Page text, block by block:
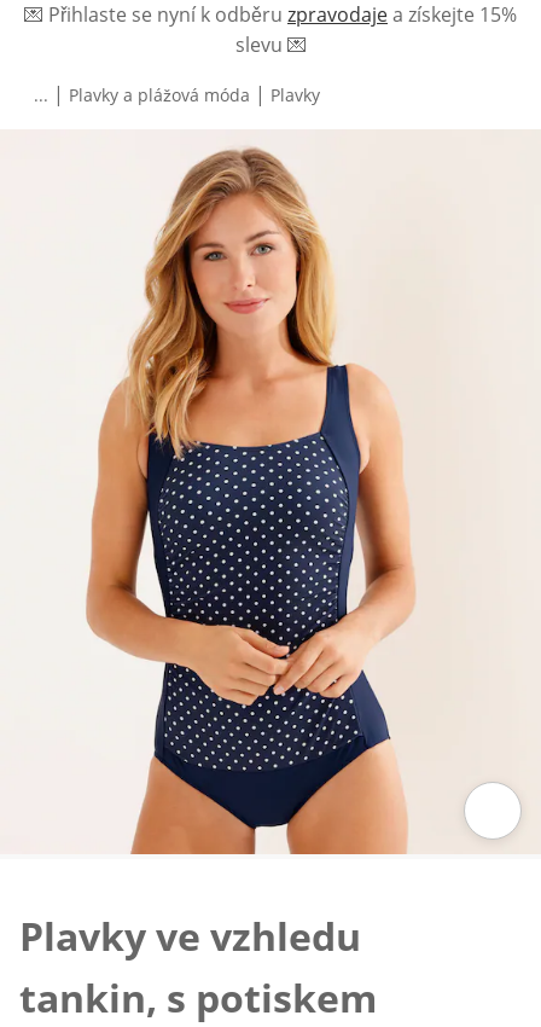
💌 Přihlaste se nyní k odběru zpravodajea získejte 15%
slevu 💌
... | Plavky a plážová móda | Plavky
Plavky ve vzhledu
tankin, s potiskem